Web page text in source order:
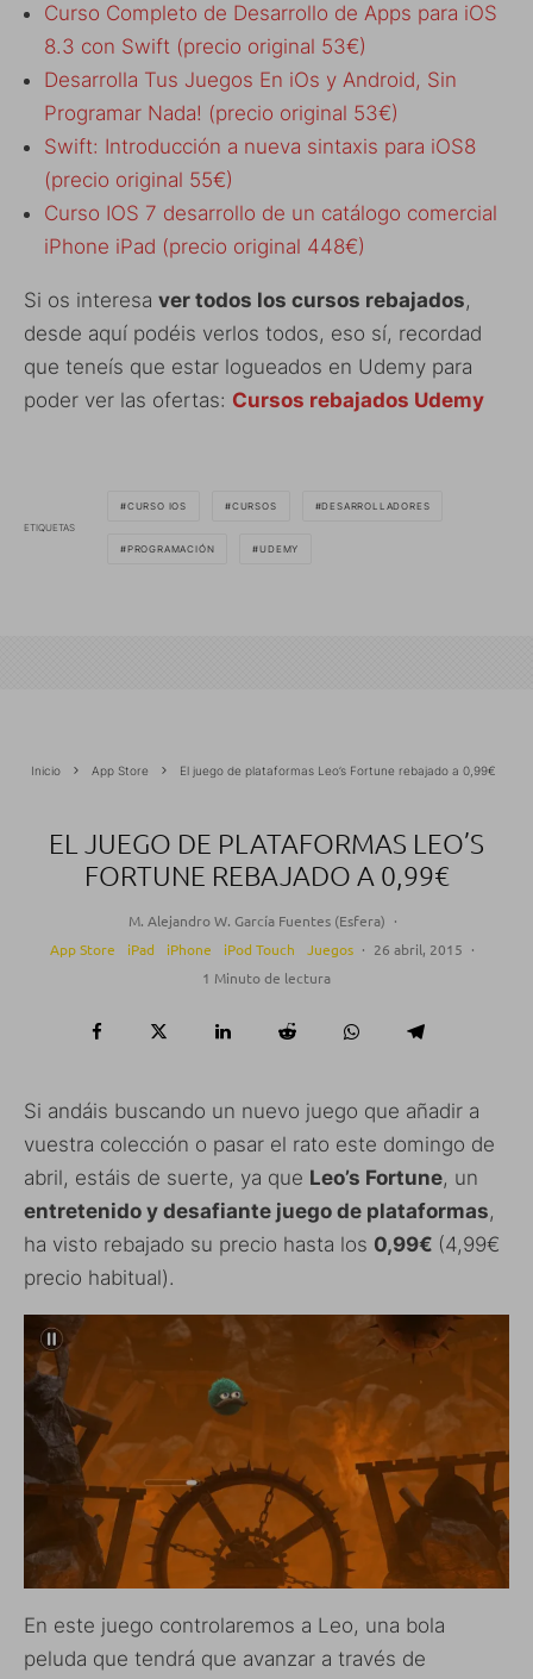
Curso Completo de Desarrollo de Apps para iOS
8.3 con Swift (precio original 53€)
Desarrolla Tus Juegos En iOs y Android, Sin
Programar Nada! (precio original 53€)
Swift: Introducción a nueva sintaxis para iOS8
(precio original 55€)
Curso IOS 7 desarrollo de un catálogo comercial
iPhone iPad (precio original 448€)
Si os interesa ver todos los cursos rebajados,
desde aquí podéis verlos todos, eso sí, recordad
que teneís que estar logueados en Udemy para
poder ver las ofertas: Cursos rebajados Udemy
ETIQUETAS
CURSO IOS CURSOS DESARROLLADORES
PROGRAMACIÓN UDEMY
Inicio App Store El juego de plataformas Leo’s Fortune rebajado a 0,99€
EL JUEGO DE PLATAFORMAS LEO’S
FORTUNE REBAJADO A 0,99€
M. Alejandro W. García Fuentes (Esfera) ·
App Store
iPad iPhone iPod Touch Juegos · 26 abril, 2015 ·
1 Minuto de lectura
Si andáis buscando un nuevo juego que añadir a
vuestra colección o pasar el rato este domingo de
abril, estáis de suerte, ya que Leo’s Fortune, un
entretenido y desafiante juego de plataformas,
ha visto rebajado su precio hasta los 0,99€ (4,99€
precio habitual).
En este juego controlaremos a Leo, una bola
peluda que tendrá que avanzar a través de